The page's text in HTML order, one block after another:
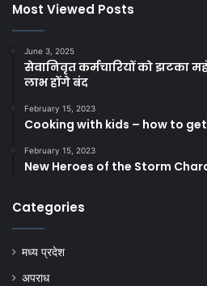
Most Viewed Posts
June 3, 2025
सेवानिवृत कर्मचारियों को झटका
लाभ होंगे बंद
February 15, 2023
Cooking with kids – how to
February 15, 2023
New Heroes of the Storm
Categories
मध्य प्रदेश
अपराध